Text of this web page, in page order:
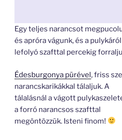
Egy teljes narancsot
és apróra vágunk, és a pulykáról
lefolyó szafttal percekig
Édesburgonya pürével, friss
narancskarikákkal tálaljuk. A
tálalásnál a vágott
a forró narancsos szafttal
megöntözzük. Isteni finom!